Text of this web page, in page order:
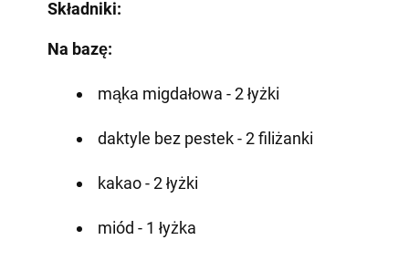
Składniki:
Na bazę:
mąka migdałowa - 2 łyżki
daktyle bez pestek - 2 filiżanki
kakao - 2 łyżki
miód - 1 łyżka